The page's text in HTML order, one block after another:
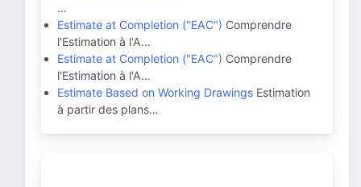
…
Estimate at Completion ("EAC") Comprendre
l'Estimation à l'A…
Estimate at Completion ("EAC") Comprendre
l'Estimation à l'A…
Estimate Based on Working Drawings Estimation
à partir des plans…